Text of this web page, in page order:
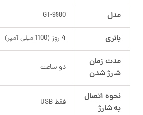
مدل GT-9980
باتری 4 روز (1100 میلی آمپر)
مدت زمان
شارژ شدن
دو ساعت
نحوه اتصال
به شارژ
فقط USB